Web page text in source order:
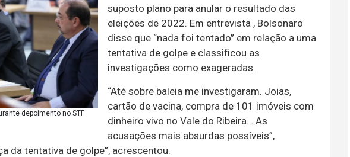
depoimento no STF
suposto plano para anular o resultado das
eleições de 2022. Em entrevista , Bolsonaro
disse que “nada foi tentado” em relação a uma
tentativa de golpe e classificou as
investigações como exageradas.
“Até sobre baleia me investigaram. Joias,
cartão de vacina, compra de 101 imóveis com
dinheiro vivo no Vale do Ribeira… As
acusações mais absurdas possíveis”,
da tentativa de golpe”, acrescentou.